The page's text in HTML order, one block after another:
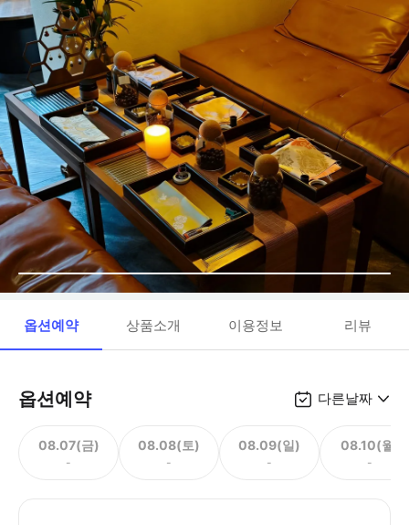
옵션예약 상품소개 이용정보 리뷰
옵션예약 다른날짜
08.07(금)
-
08.08(토)
-
08.09(일)
-
08.10(월)
-